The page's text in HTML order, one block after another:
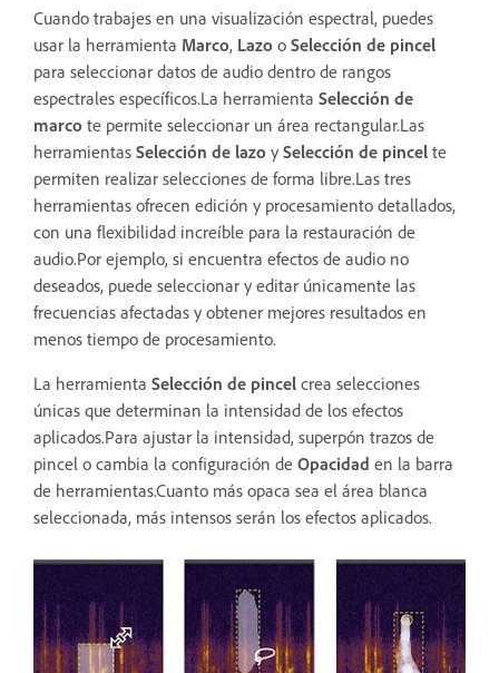
Cuando trabajes en una visualización espectral, puedes
usar la herramienta Marco, Lazo o Selección de pincel
para seleccionar datos de audio dentro de rangos
espectrales específicos.La herramienta Selección de
marco te permite seleccionar un área rectangular.Las
herramientas Selección de lazo y Selección de pincel te
permiten realizar selecciones de forma libre.Las tres
herramientas ofrecen edición y procesamiento detallados,
con una flexibilidad increíble para la restauración de
audio.Por ejemplo, si encuentra efectos de audio no
deseados, puede seleccionar y editar únicamente las
frecuencias afectadas y obtener mejores resultados en
menos tiempo de procesamiento.
La herramienta Selección de pincel crea selecciones
únicas que determinan la intensidad de los efectos
aplicados.Para ajustar la intensidad, superpón trazos de
pincel o cambia la configuración de Opacidad en la barra
de herramientas.Cuanto más opaca sea el área blanca
seleccionada, más intensos serán los efectos aplicados.